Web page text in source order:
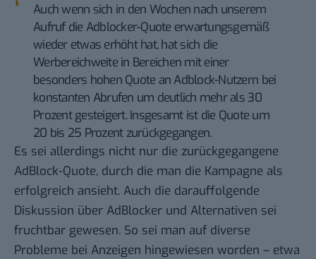
Auch wenn sich in den Wochen nach unserem
Aufruf die Adblocker-Quote erwartungsgemäß
wieder etwas erhöht hat, hat sich die
Werbereichweite in Bereichen mit einer
besonders hohen Quote an Adblock-Nutzern bei
konstanten Abrufen um deutlich mehr als 30
Prozent gesteigert. Insgesamt ist die Quote um
20 bis 25 Prozent zurückgegangen.
Es sei allerdings nicht nur die zurückgegangene
AdBlock-Quote, durch die man die Kampagne als
erfolgreich ansieht. Auch die darauffolgende
Diskussion über AdBlocker und Alternativen sei
fruchtbar gewesen. So sei man auf diverse
Probleme bei Anzeigen hingewiesen worden – etwa